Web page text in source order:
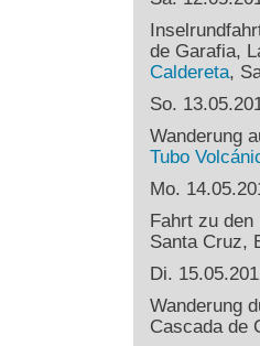
de Garafia,
Caldereta,
So.
Wanderung
Tubo
Mo.
Fahrt zu
Santa Cruz,
Di.
Wanderung
Cascada de